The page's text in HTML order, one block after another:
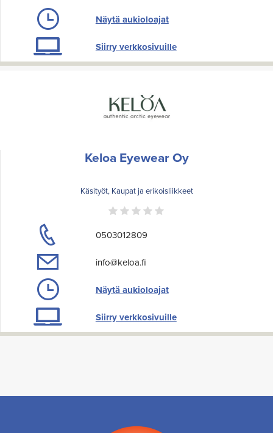
Näytä aukioloajat
Siirry verkkosivuille
Keloa Eyewear Oy
Käsityöt, Kaupat ja erikoisliikkeet
0503012809
info@keloa.fi
Näytä aukioloajat
Siirry verkkosivuille